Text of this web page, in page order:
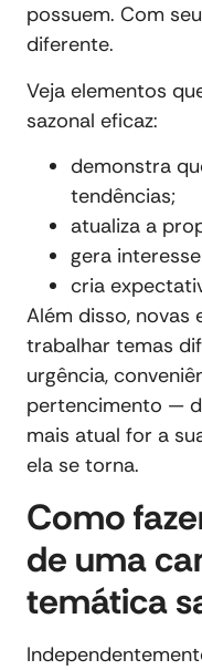
possuem. Com
diferente.
Veja elementos
sazonal eficaz:
demonstra
tendências;
atualiza a
gera
cria
Além disso, novas
trabalhar temas
urgência,
pertencimento —
mais atual for a
ela se torna.
Como
de uma
temática